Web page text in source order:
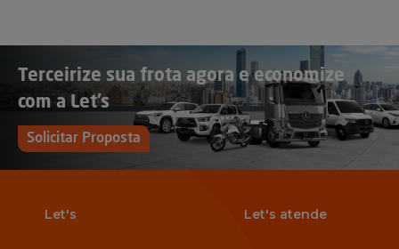
Terceirize sua frota agora e economize
com a Let’s
Solicitar Proposta
Let's Let's atende